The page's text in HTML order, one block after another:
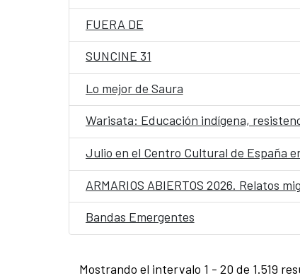
FUERA DE
SUNCINE 31
Lo mejor de Saura
Warisata: Educación indígena,
Julio en el Centro Cultural de España
ARMARIOS ABIERTOS 2026. Relatos
Bandas Emergentes
Mostrando el intervalo 1 - 20 de 1.519